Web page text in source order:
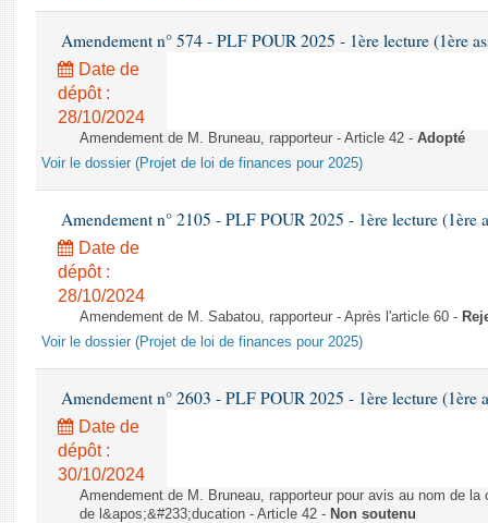
Amendement n° 574 - PLF POUR 2025 - 1ère lecture (1ère
Date de
dépôt :
28/10/2024
Amendement de M. Bruneau, rapporteur - Article 42 - Adopté
Voir le dossier (Projet de loi de finances pour 2025)
Amendement n° 2105 - PLF POUR 2025 - 1ère lecture (1ère
Date de
dépôt :
28/10/2024
Amendement de M. Sabatou, rapporteur - Après l'article 60 -
Voir le dossier (Projet de loi de finances pour 2025)
Amendement n° 2603 - PLF POUR 2025 - 1ère lecture (1ère
Date de
dépôt :
30/10/2024
Amendement de M. Bruneau, rapporteur pour avis au nom de
de l&apos;&#233;ducation - Article 42 - Non soutenu